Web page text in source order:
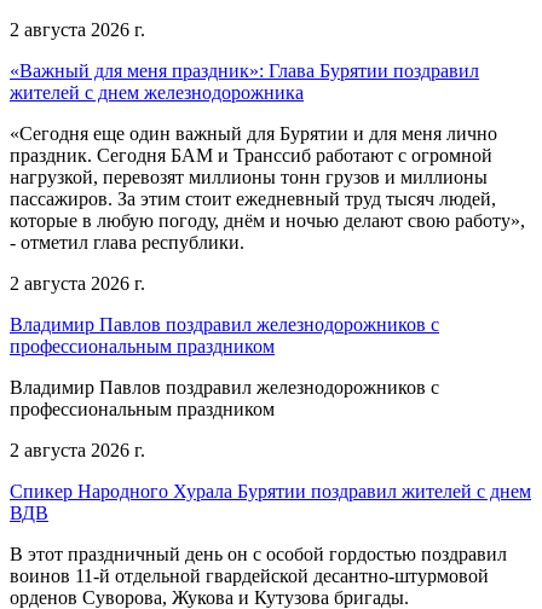
2 августа 2026 г.
«Важный для меня праздник»: Глава Бурятии поздравил
жителей с днем железнодорожника
«Сегодня еще один важный для Бурятии и для меня лично
праздник. Сегодня БАМ и Транссиб работают с огромной
нагрузкой, перевозят миллионы тонн грузов и миллионы
пассажиров. За этим стоит ежедневный труд тысяч людей,
которые в любую погоду, днём и ночью делают свою работу»,
- отметил глава республики.
2 августа 2026 г.
Владимир Павлов поздравил железнодорожников с
профессиональным праздником
Владимир Павлов поздравил железнодорожников с
профессиональным праздником
2 августа 2026 г.
Спикер Народного Хурала Бурятии поздравил жителей с днем
ВДВ
В этот праздничный день он с особой гордостью поздравил
воинов 11-й отдельной гвардейской десантно-штурмовой
орденов Суворова, Жукова и Кутузова бригады.